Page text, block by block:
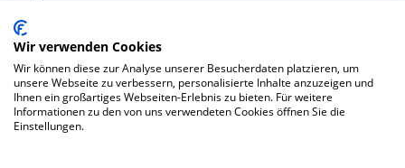
Wir verwenden Cookies
Wir können diese zur Analyse unserer Besucherdaten platzieren, um
unsere Webseite zu verbessern, personalisierte Inhalte anzuzeigen und
Ihnen ein großartiges Webseiten-Erlebnis zu bieten. Für weitere
Informationen zu den von uns verwendeten Cookies öffnen Sie die
Einstellungen.